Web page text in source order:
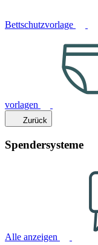
Bettschutzvorlage
vorlagen
Zurück
Spendersysteme
Alle anzeigen